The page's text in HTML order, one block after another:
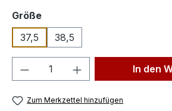
Größeauswählen
37,5
38,5
Produkt Anzahl: GibIn den
Zum Merkzettel hinzufügen